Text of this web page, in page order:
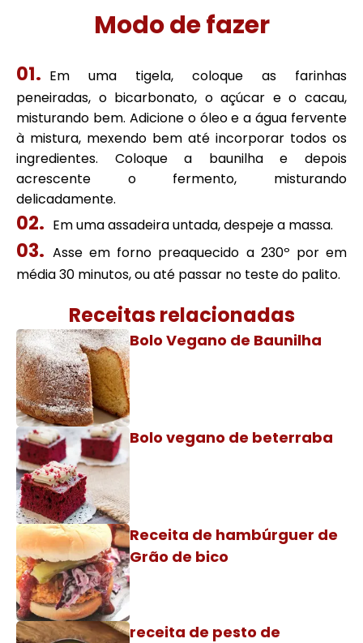
Modo de fazer
Em uma tigela, coloque as farinhas
peneiradas, o bicarbonato, o açúcar e o cacau,
misturando bem. Adicione o óleo e a água fervente
à mistura, mexendo bem até incorporar todos os
ingredientes. Coloque a baunilha e depois
acrescente o fermento, misturando
delicadamente.
Em uma assadeira untada, despeje a massa.
Asse em forno preaquecido a 230º por em
média 30 minutos, ou até passar no teste do palito.
Receitas relacionadas
Bolo Vegano de Baunilha
Bolo vegano de beterraba
Receita de hambúrguer de
Grão de bico
receita de pesto de